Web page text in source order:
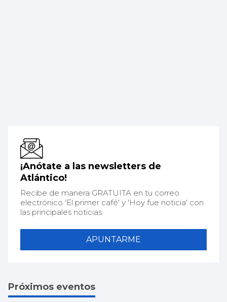
¡Anótate a las newsletters de
Atlántico!
Recibe de manera GRATUITA en tu correo
electrónico 'El primer café' y 'Hoy fue noticia' con
las principales noticias.
APUNTARME
Próximos eventos